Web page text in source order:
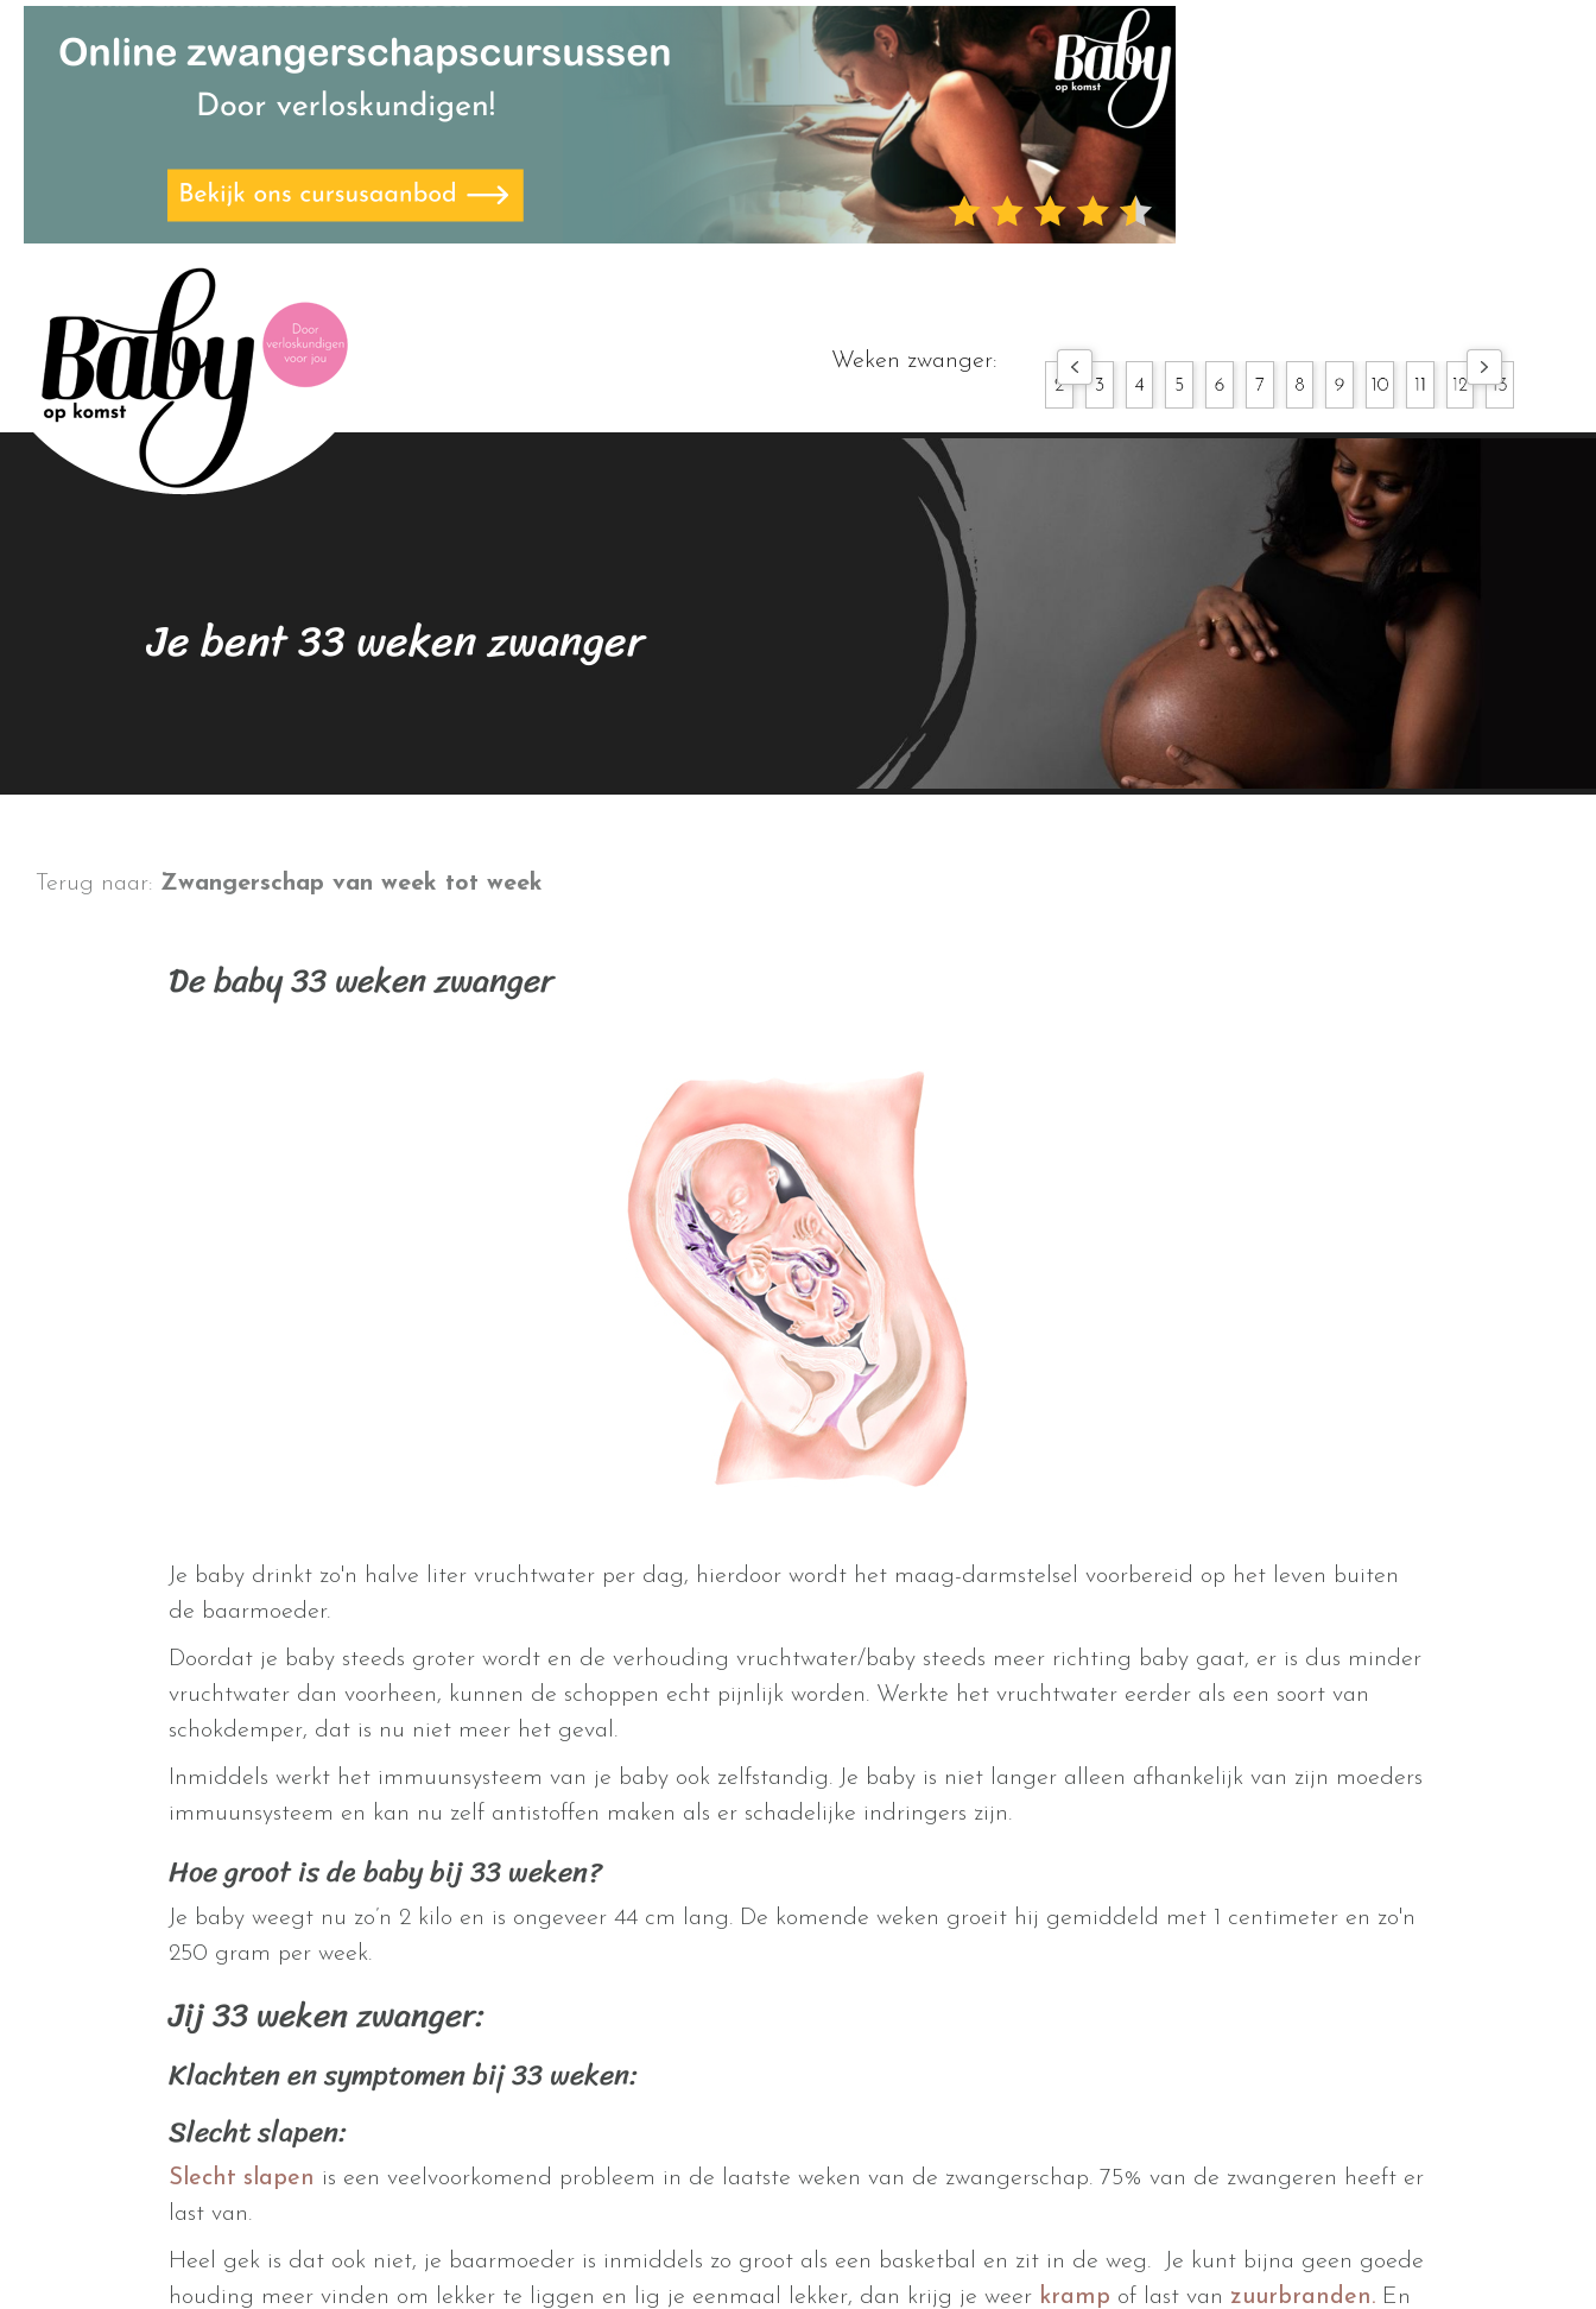
Weken zwanger:
Je bent 33 weken zwanger
Terug naar: Zwangerschap van week tot week
De baby 33 weken zwanger
Je baby drinkt zo'n halve liter vruchtwater per dag, hierdoor wordt het maag-darmstelsel voorbereid op het leven buiten
de baarmoeder.
Doordat je baby steeds groter wordt en de verhouding vruchtwater/baby steeds meer richting baby gaat, er is dus minder
vruchtwater dan voorheen, kunnen de schoppen echt pijnlijk worden. Werkte het vruchtwater eerder als een soort van
schokdemper, dat is nu niet meer het geval.
Inmiddels werkt het immuunsysteem van je baby ook zelfstandig. Je baby is niet langer alleen afhankelijk van zijn moeders
immuunsysteem en kan nu zelf antistoffen maken als er schadelijke indringers zijn.
Hoe groot is de baby bij 33 weken?
Je baby weegt nu zo’n 2 kilo en is ongeveer 44 cm lang. De komende weken groeit hij gemiddeld met 1 centimeter en zo'n
250 gram per week.
Jij 33 weken zwanger:
Klachten en symptomen bij 33 weken:
Slecht slapen:
Slecht slapen is een veelvoorkomend probleem in de laatste weken van de zwangerschap. 75% van de zwangeren heeft er
last van.
Heel gek is dat ook niet, je baarmoeder is inmiddels zo groot als een basketbal en zit in de weg. Je kunt bijna geen goede
houding meer vinden om lekker te liggen en lig je eenmaal lekker, dan krijg je weer kramp of last van zuurbranden. En